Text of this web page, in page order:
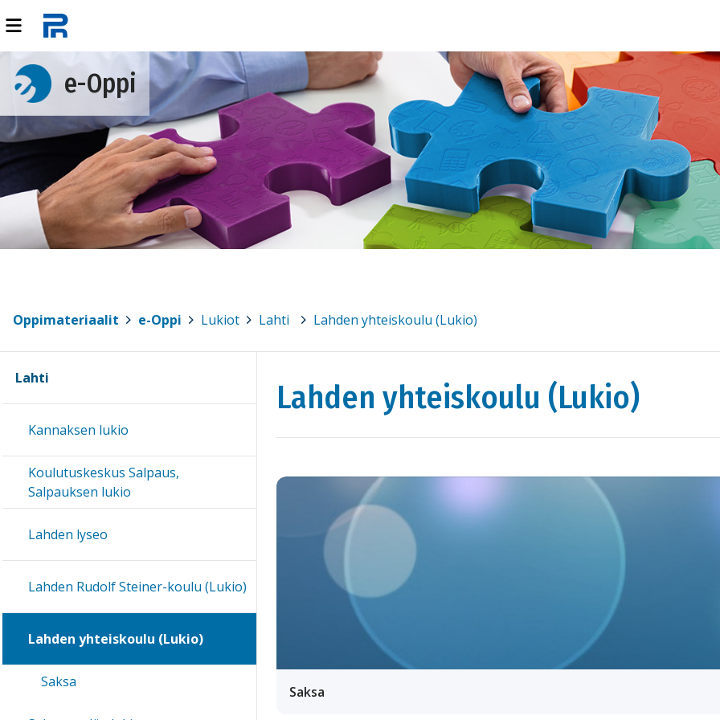
e-Oppi
Oppimateriaalit e-Oppi Lukiot Lahti Lahden yhteiskoulu (Lukio)
Lahden yhteiskoulu (Lukio)
Saksa
Lahti
Kannaksen lukio
Koulutuskeskus Salpaus,
Salpauksen lukio
Lahden lyseo
Lahden Rudolf Steiner-koulu (Lukio)
Lahden yhteiskoulu (Lukio)
Saksa